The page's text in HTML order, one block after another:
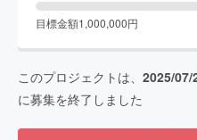
目標金額1,000,000円
このプロジェクトは、 2025/07/
に募集を終了しました